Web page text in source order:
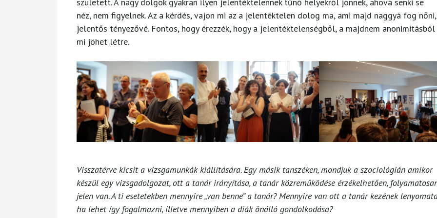
született. A nagy dolgok gyakran ilyen jelentéktelennek tűnő helyekről jönnek, ahová senki se
néz, nem figyelnek. Az a kérdés, vajon mi az a jelentéktelen dolog ma, ami majd naggyá fog nőni,
jelentős tényezővé. Fontos, hogy érezzék, hogy a jelentéktelenségből, a majdnem anonimitásból
mi jöhet létre.
Visszatérve kicsit a vizsgamunkák kiállítására. Egy másik tanszéken, mondjuk a szociológián amikor
készül egy vizsgadolgozat, ott a tanár irányítása, a tanár közreműködése érzékelhetően,
jelen van. A ti esetetekben mennyire „van benne” a tanár? Mennyire van ott a tanár kezének
ha lehet így fogalmazni, illetve mennyiben a diák önálló gondolkodása?